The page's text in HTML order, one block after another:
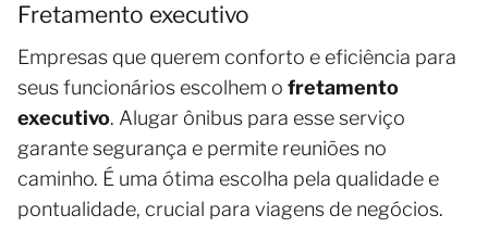
Fretamento executivo
Empresas que querem conforto e eficiência para
seus funcionários escolhem o fretamento
executivo. Alugar ônibus para esse serviço
garante segurança e permite reuniões no
caminho. É uma ótima escolha pela qualidade e
pontualidade, crucial para viagens de negócios.